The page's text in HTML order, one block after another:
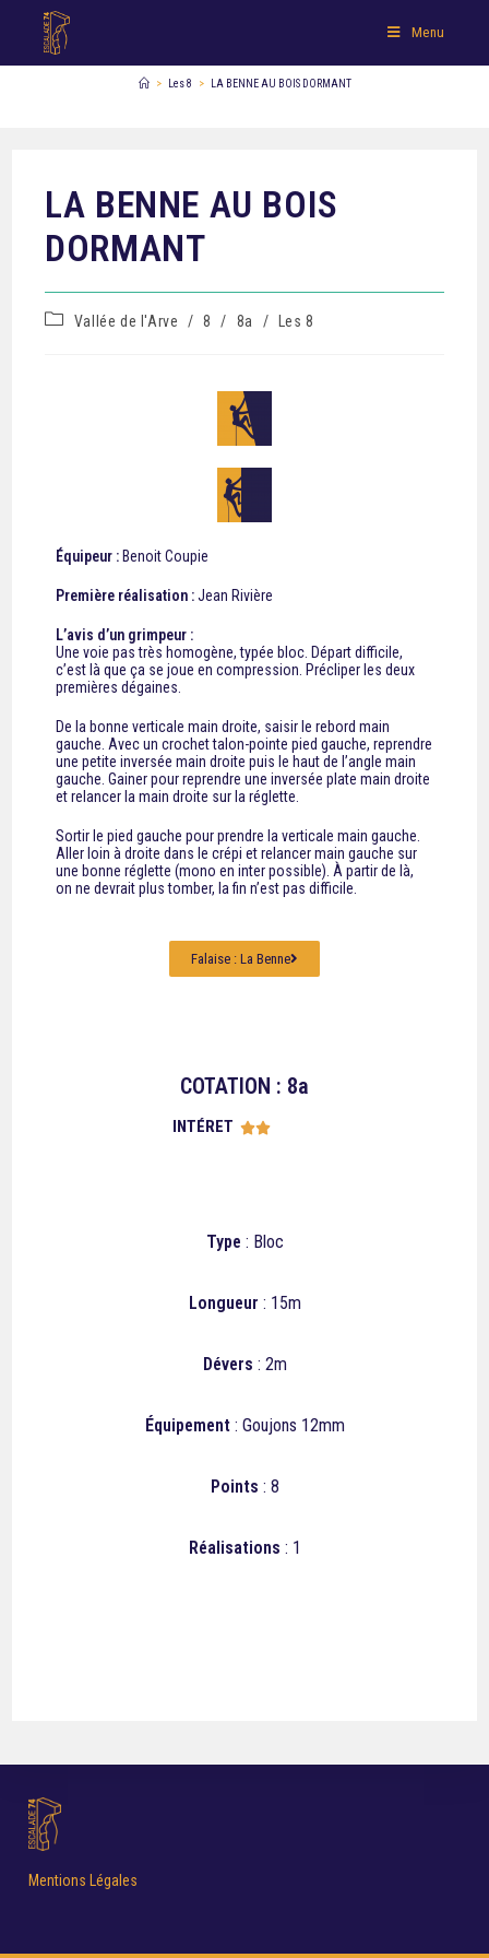
Menu
> Les 8 > LA BENNE AU BOIS DORMANT
LA BENNE AU BOIS
DORMANT
Vallée de l'Arve / 8 / 8a / Les 8
Équipeur : Benoit Coupie
Première réalisation :Jean Rivière
L’avis d’un grimpeur :
Une voie pas très homogène, typée bloc. Départ difficile,
c’est là que ça se joue en compression. Précliper les deux
premières dégaines.
De la bonne verticale main droite, saisir le rebord main
gauche. Avec un crochet talon-pointe pied gauche, reprendre
une petite inversée main droite puis le haut de l’angle main
gauche. Gainer pour reprendre une inversée plate main droite
et relancer la main droite sur la réglette.
Sortir le pied gauche pour prendre la verticale main gauche.
Aller loin à droite dans le crépi et relancer main gauche sur
une bonne réglette (mono en inter possible). À partir de là,
on ne devrait plus tomber, la fin n’est pas difficile.
Falaise : La Benne
COTATION : 8a
INTÉRET 
Type : Bloc
Longueur : 15m
Dévers : 2m
Équipement: Goujons 12mm
Points : 8
Réalisations : 1
Mentions Légales